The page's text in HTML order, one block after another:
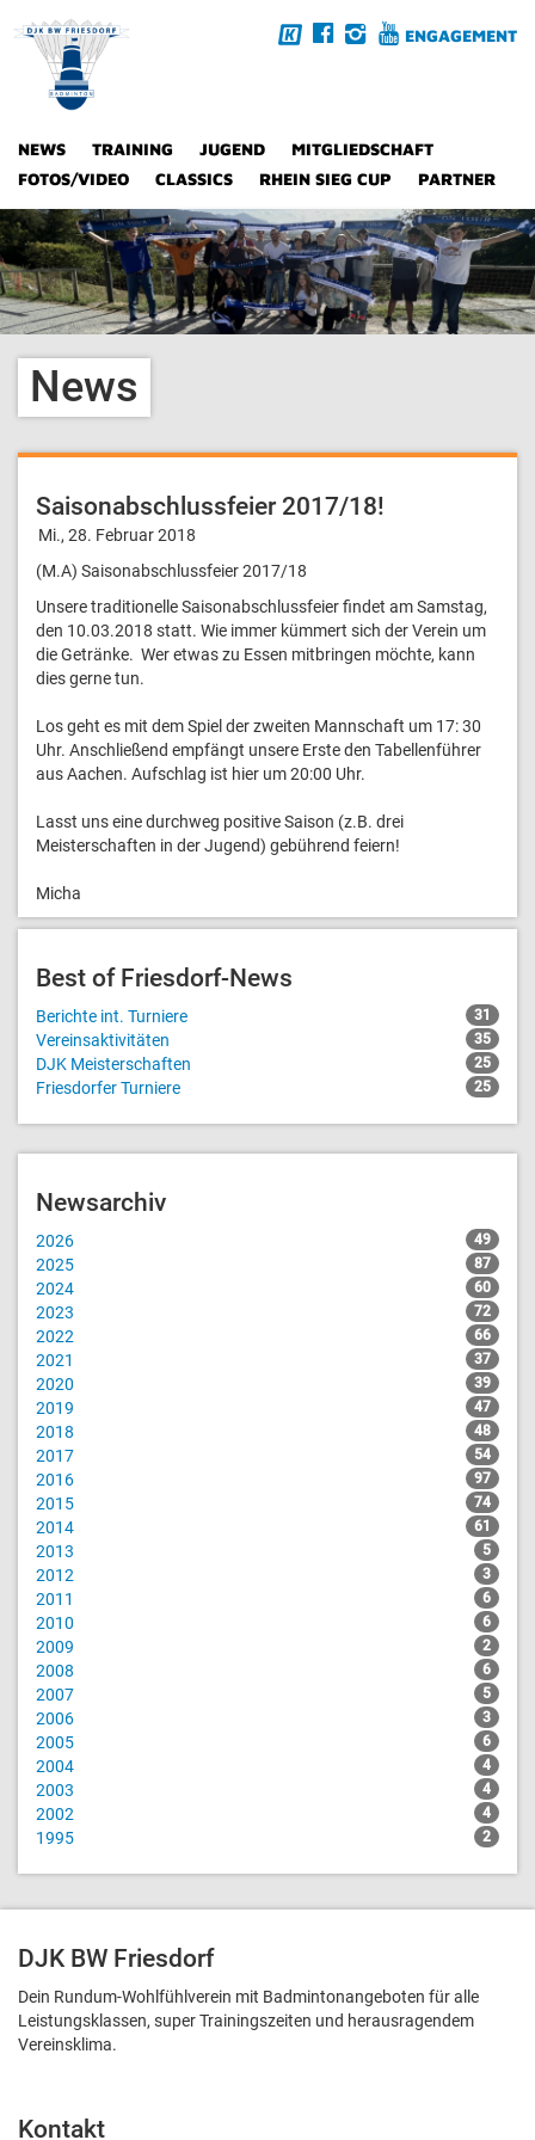
ENGAGEMENT
NEWS TRAINING JUGEND
MITGLIEDSCHAFT
FOTOS/VIDEO
CLASSICS RHEIN SIEG CUP PARTNER
News
Saisonabschlussfeier 2017/18!
Mi., 28. Februar 2018
(M.A) Saisonabschlussfeier 2017/18
Unsere traditionelle Saisonabschlussfeier findet am Samstag,
den 10.03.2018 statt. Wie immer kümmert sich der Verein um
die Getränke. Wer etwas zu Essen mitbringen möchte, kann
dies gerne tun.
Los geht es mit dem Spiel der zweiten Mannschaft um 17: 30
Uhr. Anschließend empfängt unsere Erste den Tabellenführer
aus Aachen. Aufschlag ist hier um 20:00 Uhr.
Lasst uns eine durchweg positive Saison (z.B. drei
Meisterschaften in der Jugend) gebührend feiern!
Micha
Best of Friesdorf-News
Berichte int. Turniere 31
Vereinsaktivitäten 35
DJK Meisterschaften 25
Friesdorfer Turniere 25
Newsarchiv
2026 49
2025 87
2024 60
2023 72
2022 66
2021 37
2020 39
2019 47
2018 48
2017 54
2016 97
2015 74
2014 61
2013 5
2012 3
2011 6
2010 6
2009 2
2008 6
2007 5
2006 3
2005 6
2004 4
2003 4
2002 4
1995 2
DJK BW Friesdorf
Dein Rundum-Wohlfühlverein mit Badmintonangeboten für alle
Leistungsklassen, super Trainingszeiten und heraus­ragendem
Vereinsklima.
Kontakt